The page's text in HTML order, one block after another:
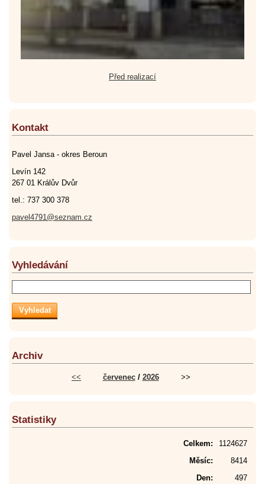
Před realizací
Kontakt
Pavel Jansa - okres Beroun
Levín 142
267 01 Králův Dvůr
tel.: 737 300 378
pavel4791@seznam.cz
Vyhledávání
Archiv
<< červenec/ 2026 >>
Statistiky
Celkem:
1124627
Měsíc:
8414
Den:
497